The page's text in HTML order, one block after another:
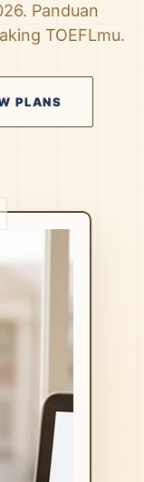
Panduan
TOEFLmu.
PLANS